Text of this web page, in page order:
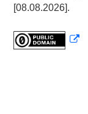
[08.08.2026].